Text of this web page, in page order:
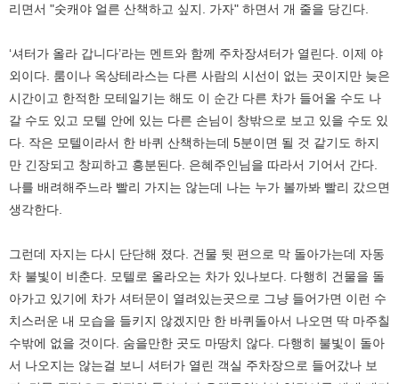
리면서 "숫캐야 얼른 산책하고 싶지. 가자" 하면서 개 줄을 당긴다.
‘셔터가 올라 갑니다’라는 멘트와 함께 주차장셔터가 열린다. 이제 야
외이다. 룸이나 옥상테라스는 다른 사람의 시선이 없는 곳이지만 늦은
시간이고 한적한 모테일기는 해도 이 순간 다른 차가 들어올 수도 나
갈 수도 있고 모텔 안에 있는 다른 손님이 창밖으로 보고 있을 수도 있
다. 작은 모텔이라서 한 바퀴 산책하는데 5분이면 될 것 같기도 하지
만 긴장되고 창피하고 흥분된다. 은혜주인님을 따라서 기어서 간다.
나를 배려해주느라 빨리 가지는 않는데 나는 누가 볼까봐 빨리 갔으면
생각한다.
그런데 자지는 다시 단단해 졌다. 건물 뒷 편으로 막 돌아가는데 자동
차 불빛이 비춘다. 모텔로 올라오는 차가 있나보다. 다행히 건물을 돌
아가고 있기에 차가 셔터문이 열려있는곳으로 그냥 들어가면 이런 수
치스러운 내 모습을 들키지 않겠지만 한 바퀴돌아서 나오면 딱 마주칠
수밖에 없을 것이다. 숨을만한 곳도 마땅치 않다. 다행히 불빛이 돌아
서 나오지는 않는걸 보니 셔터가 열린 객실 주차장으로 들어갔나 보